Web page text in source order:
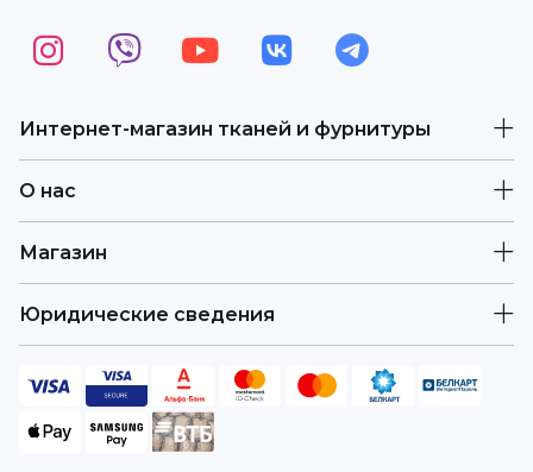
Интернет-магазин тканей и фурнитуры
О нас
Магазин
Юридические сведения